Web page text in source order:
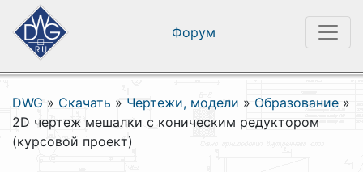
Форум
DWG » Скачать » Чертежи, модели » Образование »
2D чертеж мешалки с коническим редуктором
(курсовой проект)